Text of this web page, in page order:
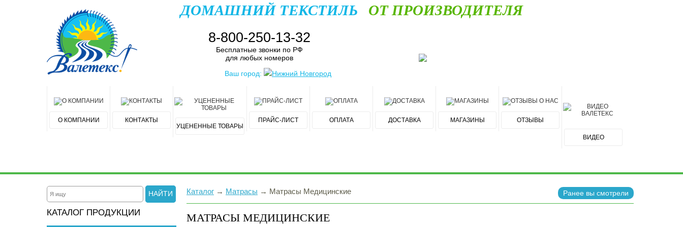
ДОМАШНИЙ ТЕКСТИЛЬ ОТ ПРОИЗВОДИТЕЛЯ
8-800-250-13-32
Бесплатные звонки по РФ
для любых номеров
Ваш город:
Нижний Новгород
О КОМПАНИИ
КОНТАКТЫ
УЦЕНЕННЫЕ ТОВАРЫ
ПРАЙС-ЛИСТ ОПЛАТА ДОСТАВКА МАГАЗИНЫ ОТЗЫВЫ
ВИДЕО
НАЙТИ
КАТАЛОГ ПРОДУКЦИИ
Каталог → Матрасы → Матрасы Медицинские Ранее вы смотрели
МАТРАСЫ МЕДИЦИНСКИЕ